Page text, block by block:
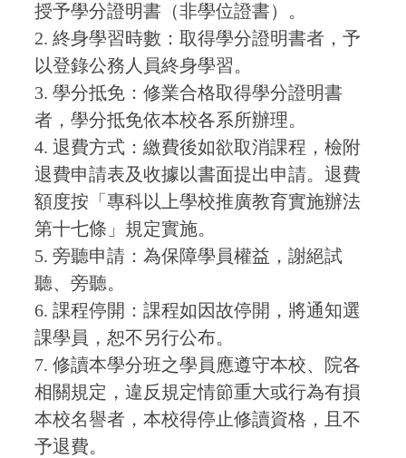
授予學分證明書（非學位證書）。
2. 終身學習時數：取得學分證明書者，予
以登錄公務人員終身學習。
3. 學分抵免：修業合格取得學分證明書
者，學分抵免依本校各系所辦理。
4. 退費方式：繳費後如欲取消課程，檢附
退費申請表及收據以書面提出申請。退費
額度按「專科以上學校推廣教育實施辦法
第十七條」規定實施。
5. 旁聽申請：為保障學員權益，謝絕試
聽、旁聽。
6. 課程停開：課程如因故停開，將通知選
課學員，恕不另行公布。
7. 修讀本學分班之學員應遵守本校、院各
相關規定，違反規定情節重大或行為有損
本校名譽者，本校得停止修讀資格，且不
予退費。